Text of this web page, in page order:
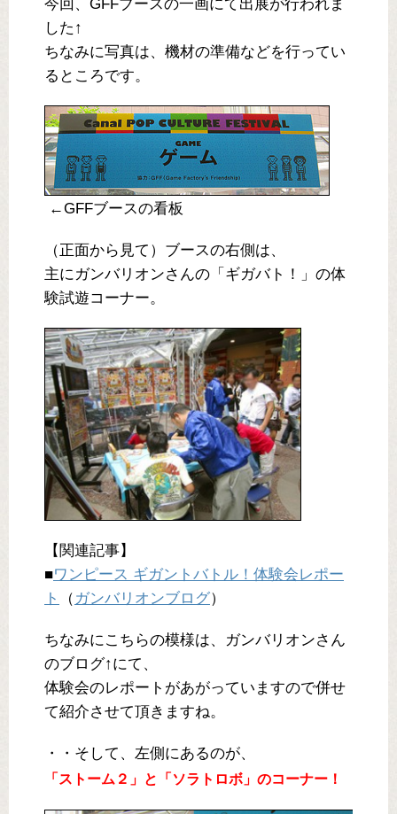
今回、GFFブースの一画にて出展が行われま
した↑
ちなみに写真は、機材の準備などを行ってい
るところです。
←GFFブースの看板
（正面から見て）ブースの右側は、
主にガンバリオンさんの「ギガバト！」の体
験試遊コーナー。
【関連記事】
■ワンピース ギガントバトル！体験会レポー
ト
（ ガンバリオンブログ）
ちなみにこちらの模様は、ガンバリオンさん
のブログ↑にて、
体験会のレポートがあがっていますので併せ
て紹介させて頂きますね。
・・そして、左側にあるのが、
「ストーム２」と「ソラトロボ」のコーナー！